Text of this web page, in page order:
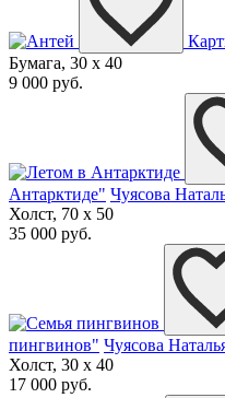
Бумага, 30 x 40
9 000 руб.
Антарктиде" Чуясова
Холст, 70 x 50
35 000 руб.
пингвинов" Чуясова
Холст, 30 x 40
17 000 руб.